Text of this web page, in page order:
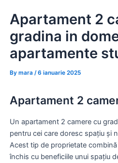
content
Apartament 2
gradina in
apartamente
By mara /6 ianuarie 2025
Apartament 2
Un apartament 2 camere cu
pentru cei care doresc spațiu și
Acest tip de proprietate
închis cu beneficiile unui spațiu